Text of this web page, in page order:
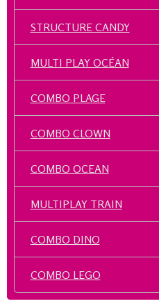
STRUCTURE CANDY
MULTI PLAY OCÉAN
COMBO PLAGE
COMBO CLOWN
COMBO OCEAN
MULTIPLAY TRAIN
COMBO DINO
COMBO LEGO